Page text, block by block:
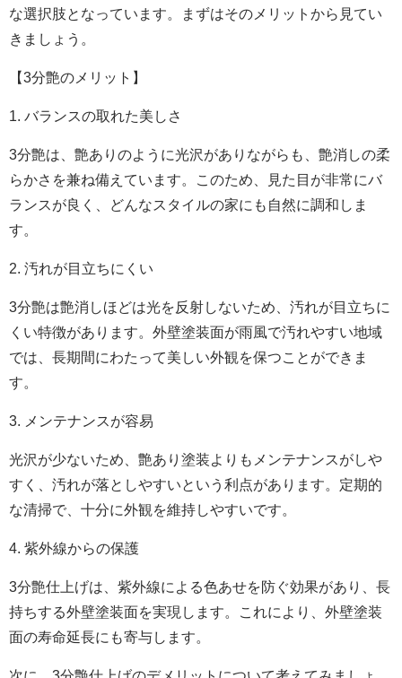
な選択肢となっています。まずはそのメリットから見てい
きましょう。
【3分艶のメリット】
1. バランスの取れた美しさ
3分艶は、艶ありのように光沢がありながらも、艶消しの柔
らかさを兼ね備えています。このため、見た目が非常にバ
ランスが良く、どんなスタイルの家にも自然に調和しま
す。
2. 汚れが目立ちにくい
3分艶は艶消しほどは光を反射しないため、汚れが目立ちに
くい特徴があります。外壁塗装面が雨風で汚れやすい地域
では、長期間にわたって美しい外観を保つことができま
す。
3. メンテナンスが容易
光沢が少ないため、艶あり塗装よりもメンテナンスがしや
すく、汚れが落としやすいという利点があります。定期的
な清掃で、十分に外観を維持しやすいです。
4. 紫外線からの保護
3分艶仕上げは、紫外線による色あせを防ぐ効果があり、長
持ちする外壁塗装面を実現します。これにより、外壁塗装
面の寿命延長にも寄与します。